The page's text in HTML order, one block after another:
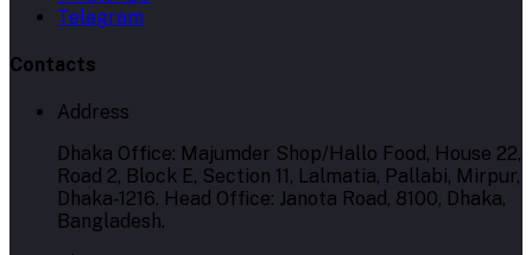
Telegram
Contacts
Address
Dhaka Office: Majumder Shop/Hallo Food, House 22,
Road 2, Block E, Section 11, Lalmatia, Pallabi, Mirpur,
Dhaka-1216. Head Office: Janota Road, 8100, Dhaka,
Bangladesh.